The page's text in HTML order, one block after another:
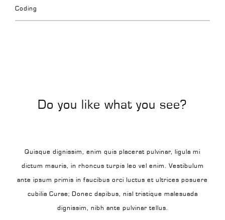
Coding
Do you like what you see?
Quisque dignissim, enim quis placerat pulvinar, ligula mi
dictum mauris, in rhoncus turpis leo vel enim. Vestibulum
ante ipsum primis in faucibus orci luctus et ultrices posuere
cubilia Curae; Donec dapibus, nisl tristique malesuada
dignissim, nibh ante pulvinar tellus.